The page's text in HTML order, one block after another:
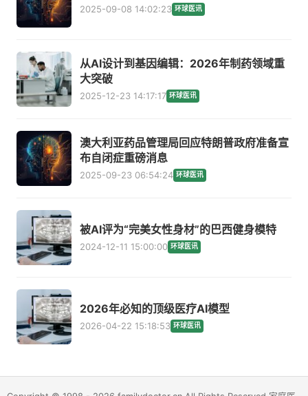
2025-09-08 14:02:23 环球医讯
从AI设计到基因编辑：2026年制药领域重
大突破
2025-12-23 14:17:17 环球医讯
澳大利亚药品管理局回应特朗普政府准备宣
布自闭症重磅消息
2025-09-23 06:54:24 环球医讯
被AI评为“完美女性身材”的巴西健身模特
2024-12-11 15:00:00 环球医讯
2026年必知的顶级医疗AI模型
2026-04-22 15:18:53 环球医讯